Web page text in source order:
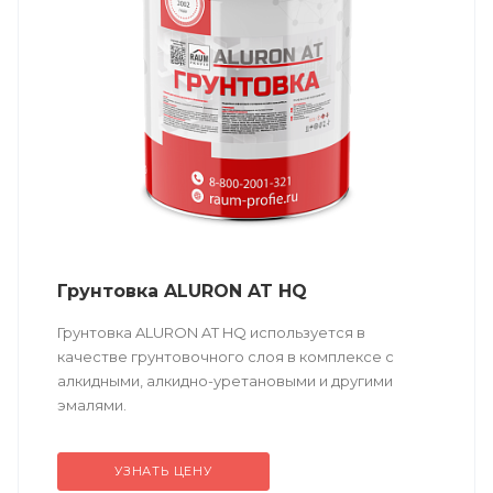
Грунтовка ALURON AT HQ
Грунтовка ALURON AT HQ используется в
качестве грунтовочного слоя в комплексе с
алкидными, алкидно-уретановыми и другими
эмалями.
Техническое описание
УЗНАТЬ ЦЕНУ